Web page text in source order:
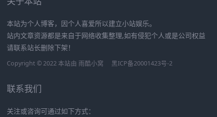
本站为个人博客，因个人喜爱所以建立小站娱乐。
站内文章资源都是来自于网络收集整理,如有侵犯个人或是公司权益
请联系站长删除下架！
Copyright © 2022 本站由 雨酷小窝 黑ICP备20001423号-2
联系我们
关注或咨询可通过如下方式：